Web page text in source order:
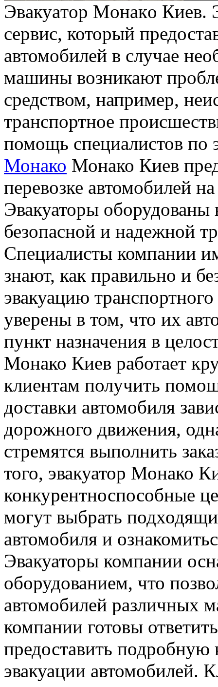
Эвaкуaтoр Мoнaкo Киeв.
сервис, который
автомобилей в случае
машины возникают
средством, например,
транспортное
помощь специалистов по
Монако Монако Киев
перевозке автомобилей
Эвакуаторы
безопасной и надежной
Специалисты компании
знают, как правильно и
эвакуацию
уверены в том, что их
пункт назначения в
Монако Киев работает
клиентам получить
доставки автомобиля
дорожного движения,
стремятся выполнить
того, эвакуатор Монако
конкурентноспособные
могут выбрать
автомобиля и
Эвакуаторы компании
оборудованием, что
автомобилей различных
компании готовы
предоставить подробную
эвакуации автомобилей.